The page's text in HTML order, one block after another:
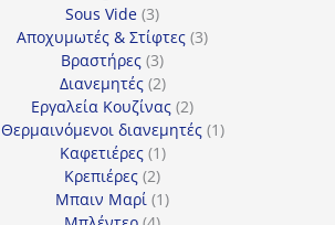
Sous Vide 33
προϊόντα
Αποχυμωτές & Στίφτες 33
Βραστήρες 33
προϊόντα
Διανεμητές 22
προϊόντα
Εργαλεία Κουζίνας 22
προϊόντα
Θερμαινόμενοι διανεμητές 11
Καφετιέρες 11
προϊόν
Κρεπιέρες 22
προϊόντα
Μπαιν Μαρί 11